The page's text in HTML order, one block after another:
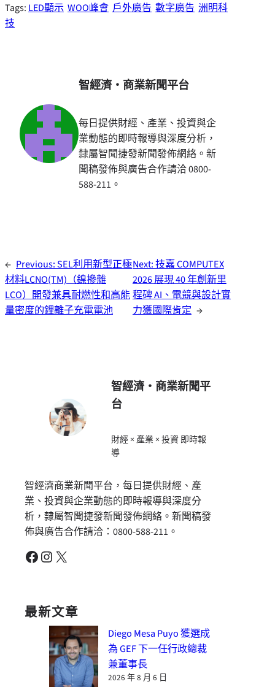
Tags: LED顯示 WOO峰會 戶外廣告 數字廣告 洲明科
技
智經濟・商業新聞平台
每日提供財經、產業、投資與企
業動態的即時報導與深度分析，
隸屬智聞捷發新聞發佈網絡。新
聞稿發佈與廣告合作請洽 0800-
588-211。
← Previous:SEL利用新型正極
材料LCNO(TM)（鎳摻雜
LCO）開發兼具耐燃性和高能
量密度的鋰離子充電電池
Next:技嘉 COMPUTEX
2026 展現 40 年創新里
程碑 AI、電競與設計實
力獲國際肯定 →
智經濟・商業新聞平
台
財經 × 產業 × 投資 即時報
導
智經濟商業新聞平台，每日提供財經、產
業、投資與企業動態的即時報導與深度分
析，隸屬智聞捷發新聞發佈網絡。新聞稿發
佈與廣告合作請洽：0800-588-211。
Facebook Instagram X
最新文章
Diego Mesa Puyo 獲選成
為 GEF 下一任行政總裁
兼董事長
2026 年 8 月 6 日